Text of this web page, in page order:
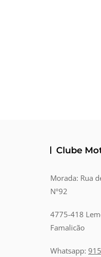
Clube
Morada: Rua
Nº92
4775-418
Famalicão
Whatsapp: